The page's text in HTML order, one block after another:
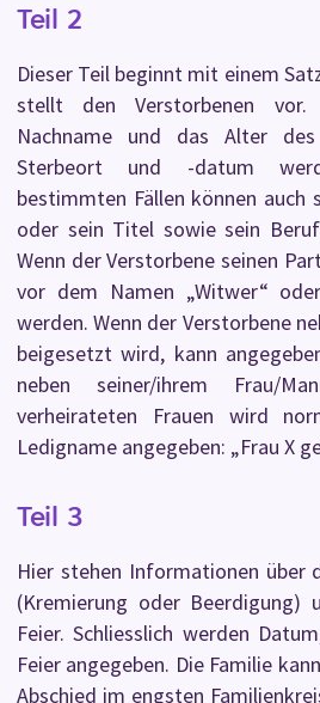
Teil 2
Dieser Teil beginnt mit einem
stellt den Verstorbenen vor.
Nachname und das Alter
Sterbeort und -datum
bestimmten Fällen können auch
oder sein Titel sowie sein
Wenn der Verstorbene seinen
vor dem Namen „Witwer“
werden. Wenn der Verstorbene
beigesetzt wird, kann
neben seiner/ihrem Frau/
verheirateten Frauen wird
Ledigname angegeben: „Frau X
Teil 3
Hier stehen Informationen über
(Kremierung oder Beerdigung)
Feier. Schliesslich werden
Feier angegeben. Die Familie
Abschied im engsten